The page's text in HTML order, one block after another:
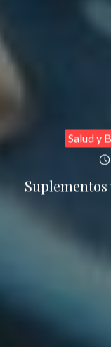
Salud y